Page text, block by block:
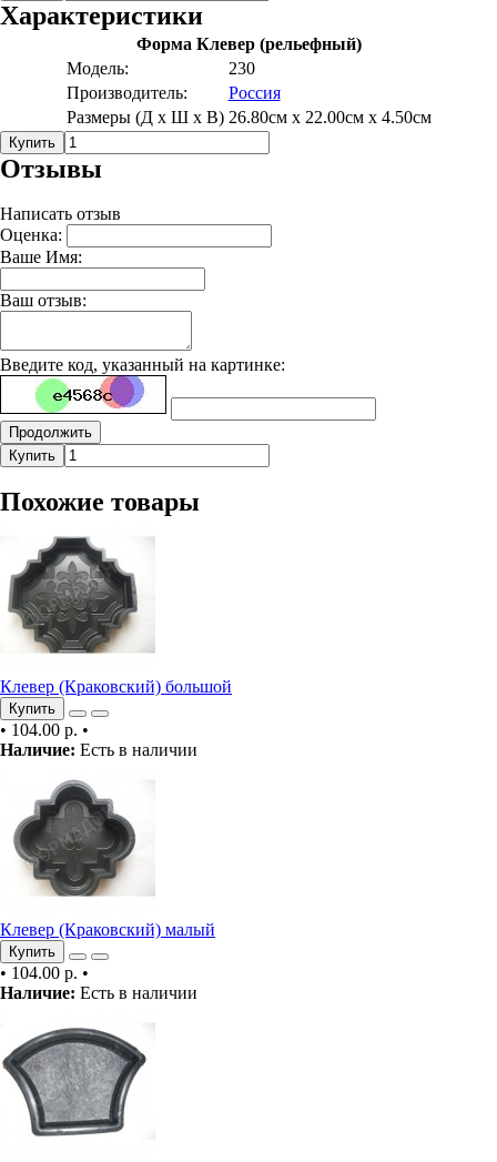
Характеристики
Форма Клевер (рельефный)
Модель:
230
Производитель:
Россия
Размеры (Д х Ш х В) 26.80см x 22.00см x 4.50см
Купить
Отзывы
Написать отзыв
Оценка:
Ваше Имя:
Ваш отзыв:
Введите код, указанный на картинке:
Продолжить
Купить
Похожие товары
Клевер (Краковский) большой
Купить
• 104.00 р. •
Наличие: Есть в наличии
Клевер (Краковский) малый
Купить
• 104.00 р. •
Наличие: Есть в наличии